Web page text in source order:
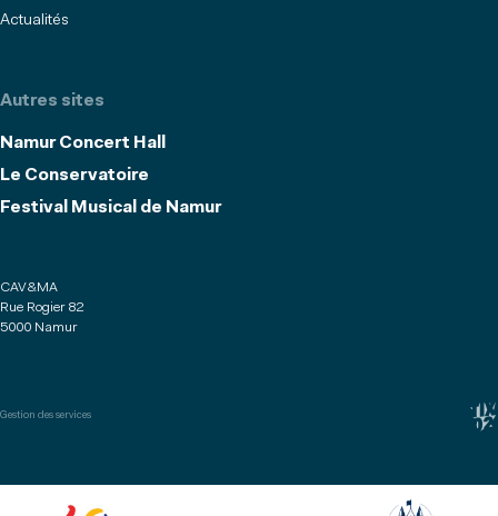
Autres sites
Namur Concert Hall
Le Conservatoire
Festival Musical de Namur
Actualités
CAV&MA
Rue Rogier 82
5000 Namur
Gestion des services